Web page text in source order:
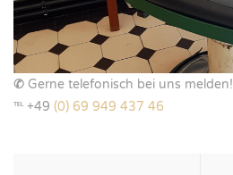
✆ Gerne telefonisch bei uns melden!
℡ +49 (0) 69 949 437 46